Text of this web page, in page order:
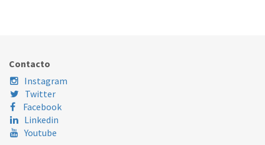
Contacto
Instagram
Twitter
Facebook
Linkedin
Youtube